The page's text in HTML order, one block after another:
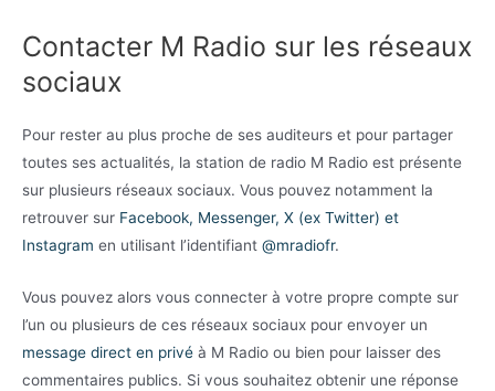
Contacter M Radio sur les réseaux
sociaux
Pour rester au plus proche de ses auditeurs et pour partager
toutes ses actualités, la station de radio M Radio est présente
sur plusieurs réseaux sociaux. Vous pouvez notamment la
retrouver sur Facebook, Messenger, X (ex Twitter) et
Instagram en utilisant l’identifiant @mradiofr.
Vous pouvez alors vous connecter à votre propre compte sur
l’un ou plusieurs de ces réseaux sociaux pour envoyer un
message direct en privé à M Radio ou bien pour laisser des
commentaires publics. Si vous souhaitez obtenir une réponse